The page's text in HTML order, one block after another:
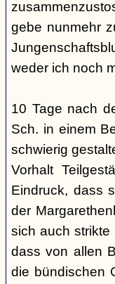
gebe nunmehr
weder ich noch
10 Tage nach
Sch. in einem
schwierig
Vorhalt
Eindruck, dass
der
sich auch strikte
dass von allen
die bündischen